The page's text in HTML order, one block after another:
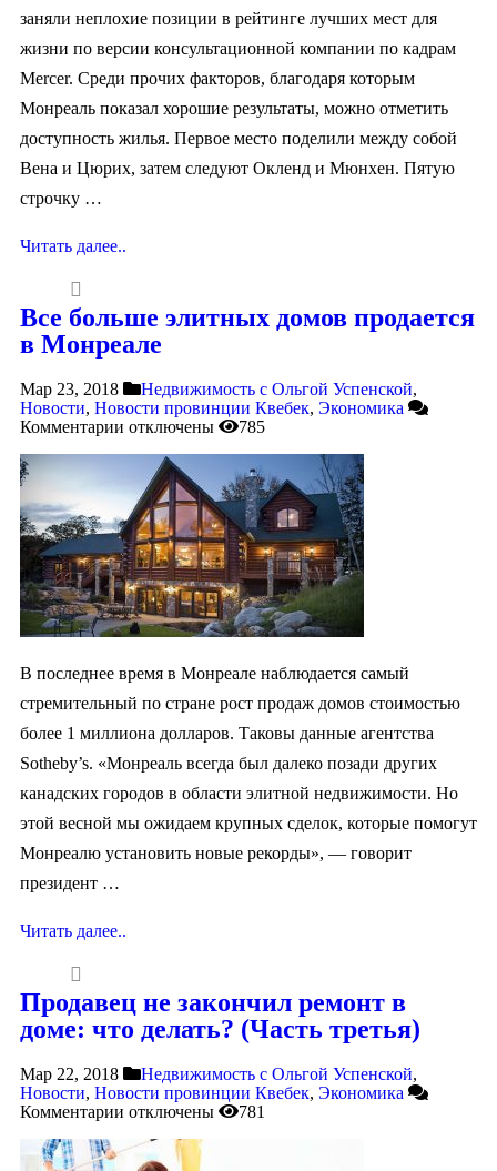
заняли неплохие позиции в рейтинге лучших мест для
жизни по версии консультационной компании по кадрам
Mercer. Среди прочих факторов, благодаря которым
Монреаль показал хорошие результаты, можно отметить
доступность жилья. Первое место поделили между собой
Вена и Цюрих, затем следуют Окленд и Мюнхен. Пятую
строчку …
Читать далее..
Все больше элитных домов продается
в Монреале
Мар 23, 2018 Недвижимость с Ольгой Успенской,
Новости, Новости провинции Квебек, Экономика
Комментарии отключены 785
В последнее время в Монреале наблюдается самый
стремительный по стране рост продаж домов стоимостью
более 1 миллиона долларов. Таковы данные агентства
Sotheby’s. «Монреаль всегда был далеко позади других
канадских городов в области элитной недвижимости. Но
этой весной мы ожидаем крупных сделок, которые помогут
Монреалю установить новые рекорды», — говорит
президент …
Читать далее..
Продавец не закончил ремонт в
доме: что делать? (Часть третья)
Мар 22, 2018 Недвижимость с Ольгой Успенской,
Новости, Новости провинции Квебек, Экономика
Комментарии отключены 781